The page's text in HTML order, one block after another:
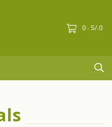
0 - S/.0